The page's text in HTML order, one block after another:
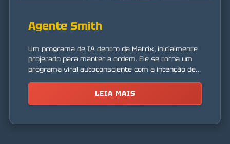
Agente Smith
Um programa de IA dentro da Matrix, inicialmente
projetado para manter a ordem. Ele se torna um
programa viral autoconsciente com a intenção de
LEIA MAIS